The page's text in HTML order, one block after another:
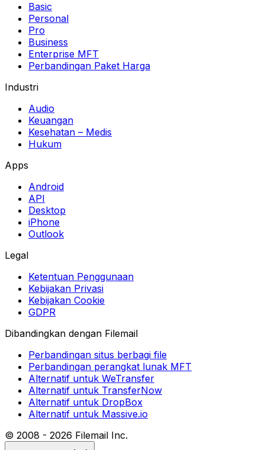
Basic
Personal
Pro
Business
Enterprise MFT
Perbandingan Paket Harga
Industri
Audio
Keuangan
Kesehatan – Medis
Hukum
Apps
Android
API
Desktop
iPhone
Outlook
Legal
Ketentuan Penggunaan
Kebijakan Privasi
Kebijakan Cookie
GDPR
Dibandingkan dengan Filemail
Perbandingan situs berbagi file
Perbandingan perangkat lunak MFT
Alternatif untuk WeTransfer
Alternatif untuk TransferNow
Alternatif untuk DropBox
Alternatif untuk Massive.io
© 2008 - 2026 Filemail Inc.